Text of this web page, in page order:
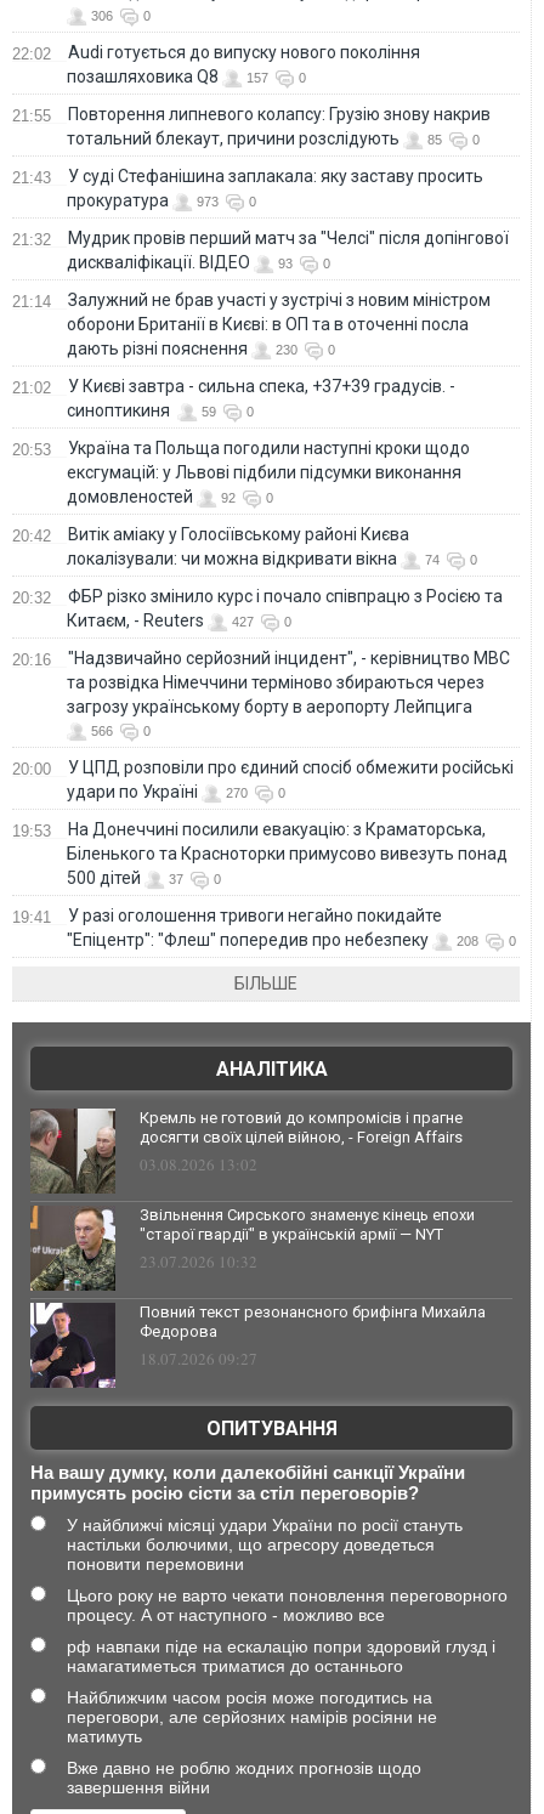
306 0
22:02
Audi готується до випуску нового покоління
позашляховика Q8
157 0
21:55
Повторення липневого колапсу: Грузію знову накрив
тотальний блекаут, причини розслідують
85 0
21:43
У суді Стефанішина заплакала: яку заставу просить
прокуратура
973 0
21:32
Мудрик провів перший матч за "Челсі" після допінгової
дискваліфікації. ВІДЕО
93 0
21:14
Залужний не брав участі у зустрічі з новим міністром
оборони Британії в Києві: в ОП та в оточенні посла
дають різні пояснення
230 0
21:02
У Києві завтра - сильна спека, +37+39 градусів. -
синоптикиня
59 0
20:53
Україна та Польща погодили наступні кроки щодо
ексгумацій: у Львові підбили підсумки виконання
домовленостей
92 0
20:42
Витік аміаку у Голосіївському районі Києва
локалізували: чи можна відкривати вікна
74 0
20:32
ФБР різко змінило курс і почало співпрацю з Росією та
Китаєм, - Reuters
427 0
20:16
"Надзвичайно серйозний інцидент", - керівництво МВС
та розвідка Німеччини терміново збираються через
загрозу українському борту в аеропорту Лейпцига
566 0
20:00
У ЦПД розповіли про єдиний спосіб обмежити російські
удари по Україні
270 0
19:53
На Донеччині посилили евакуацію: з Краматорська,
Біленького та Красноторки примусово вивезуть понад
500 дітей
37 0
19:41
У разі оголошення тривоги негайно покидайте
"Епіцентр": "Флеш" попередив про небезпеку
208 0
БІЛЬШЕ
АНАЛІТИКА
Кремль не готовий до компромісів і прагне
досягти своїх цілей війною, - Foreign Affairs
03.08.2026 13:02
Звільнення Сирського знаменує кінець епохи
"старої гвардії" в українській армії — NYT
23.07.2026 10:32
Повний текст резонансного брифінга Михайла
Федорова
18.07.2026 09:27
ОПИТУВАННЯ
На вашу думку, коли далекобійні санкції України
примусять росію сісти за стіл переговорів?
У найближчі місяці удари України по росії стануть
настільки болючими, що агресору доведеться
поновити перемовини
Цього року не варто чекати поновлення переговорного
процесу. А от наступного - можливо все
рф навпаки піде на ескалацію попри здоровий глузд і
намагатиметься триматися до останнього
Найближчим часом росія може погодитись на
переговори, але серйозних намірів росіяни не
матимуть
Вже давно не роблю жодних прогнозів щодо
завершення війни